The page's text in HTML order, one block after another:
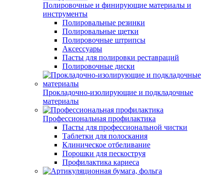
Полировочные и финирующие материалы и
инструменты
Полировальные резинки
Полировальные щетки
Полировочные штрипсы
Аксессуары
Пасты для полировки реставраций
Полировочные диски
Прокладочно-изолирующие и подкладочные
материалы
Профессиональная профилактика
Пасты для профессиональной чистки
Таблетки для полоскания
Клиническое отбеливание
Порошки для пескоструя
Профилактика кариеса